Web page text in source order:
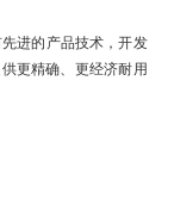
进的产品技术，开发
更精确、更经济耐用